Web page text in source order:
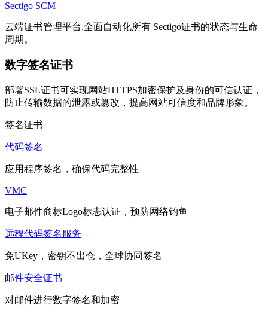
Sectigo SCM
云端证书管理平台,全面自动化所有 Sectigo证书的状态与生命
周期。
数字签名证书
部署SSL证书可实现网站HTTPS加密保护及身份的可信认证，
防止传输数据的泄露或篡改，提高网站可信度和品牌形象。
签名证书
代码签名
应用程序签名，确保代码完整性
VMC
电子邮件商标Logo标志认证，预防网络钓鱼
远程代码签名服务
免UKey，密钥不出仓，全球协同签名
邮件安全证书
对邮件进行数字签名和加密